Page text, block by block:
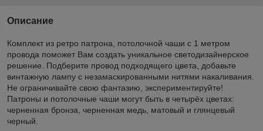
Описание
Комплект из ретро патрона, потолочной чаши с 1 метром
провода поможет Вам создать уникальное светодизайнерское
решение. Подберите провод подходящего цвета, добавьте
винтажную лампу с незамаскированными нитями накаливания.
Не ограничивайте свою фантазию, экспериментируйте!
Патроны и потолочные чаши могут быть в четырёх цветах:
черненная бронза, черненная медь, матовый и глянцевый
черный.